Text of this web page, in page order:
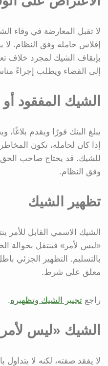
لا تقبل المعارضة في وفاء
إفلاس حامله وفق النظام.
بإيقاف الشيك لمجرد خلاف
إلى القضاء ويطلب إجراءً
الشيك المفقود
يبلغ البنك فورًا ويقدم بلاغًا،
إذا كان لحامله، تكون
للشيك. قد يحتاج صاحب الحق
وفق النظام.
تظهير الشيك
الشيك الاسمي القابل للأمر
«ليس لأمر» فينتقل بحوالة
بالتسليم. التظهير الجزئي
معلق على شرط.
راجع تجيير الشيك وتظهيره.
الشيك «ليس
لا يفقد صفته، لكنه لا